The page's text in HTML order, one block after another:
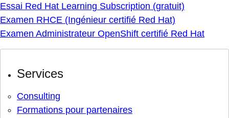
Essai Red Hat Learning Subscription (gratuit)
Examen RHCE (Ingénieur certifié Red Hat)
Examen Administrateur OpenShift certifié Red Hat
Services
Consulting
Formations pour partenaires